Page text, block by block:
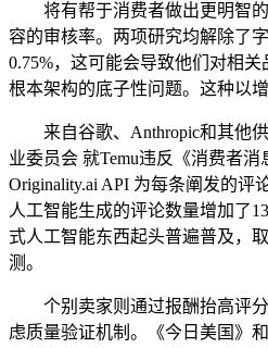
将有帮于消费者做出更明智的
容的审核率。两项研究均解除了
0.75%，这可能会导致他们对相
根本架构的底子性问题。这种以
来自谷歌、Anthropic和其他供
业委员会 就Temu违反《消费者
Originality.ai API 为每条阐发的评
人工智能生成的评论数量增加了
式人工智能东西起头普遍普及，
测。
个别卖家则通过报酬抬高评分
虑质量验证机制。《今日美国》